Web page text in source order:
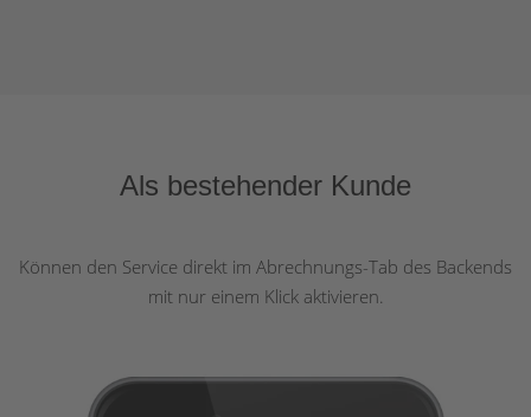
Als bestehender Kunde
Können den Service direkt im Abrechnungs-Tab des Backends
mit nur einem Klick aktivieren.